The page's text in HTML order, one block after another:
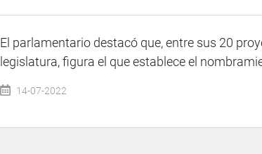
El parlamentario destacó que, entre sus 20
legislatura, figura el que establece el
14-07-2022